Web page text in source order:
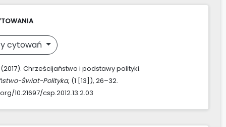
cytowań
Chrześcijaństwo i podstawy polityki.
Świat-Polityka, (1 [13]), 26–32.
10.21697/csp.2012.13.2.03